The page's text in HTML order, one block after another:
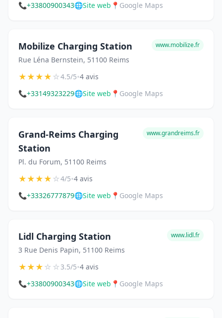
📞+33800900343🌐Site web 📍 Google Maps
Mobilize Charging Station
Rue Léna Bernstein, 51100 Reims
www.mobilize.fr
★★★★☆4.5/5•4 avis
📞+33149323229🌐Site web 📍 Google Maps
Grand-Reims Charging
Station
Pl. du Forum, 51100 Reims
www.grandreims.fr
★★★★☆4/5•4 avis
📞+33326777879🌐Site web 📍 Google Maps
Lidl Charging Station
3 Rue Denis Papin, 51100 Reims
www.lidl.fr
★★★☆☆3.5/5•4 avis
📞+33800900343🌐Site web 📍 Google Maps